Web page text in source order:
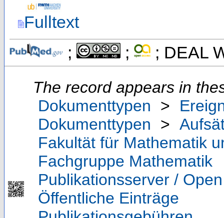
Fulltext
;
; ; DEAL
The record appears in
Dokumenttypen
>
Dokumenttypen
>
Fakultät für Mathematik
Fachgruppe Mathematik
Publikationsserver /
Öffentliche Einträge